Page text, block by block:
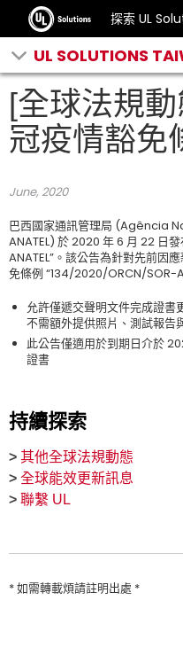
探索 UL
UL SOLUTIONS
[全球法規
冠疫情豁免
June, 2020
巴西國家通訊管理局
ANATEL) 於 2020 年 6 月 22 日
ANATEL”。該公告為針對先前因
免條例 “134/2020/ORCN/SOR-
允許僅遞交聲明文件完成證
不需額外提供照片、測試報告
此公告僅適用於到期日介於
證書
持續探索
> 其他全球法規動態
> 全球能效更新訊息
> 聯繫 UL
* 如需轉載煩請註明出處 *